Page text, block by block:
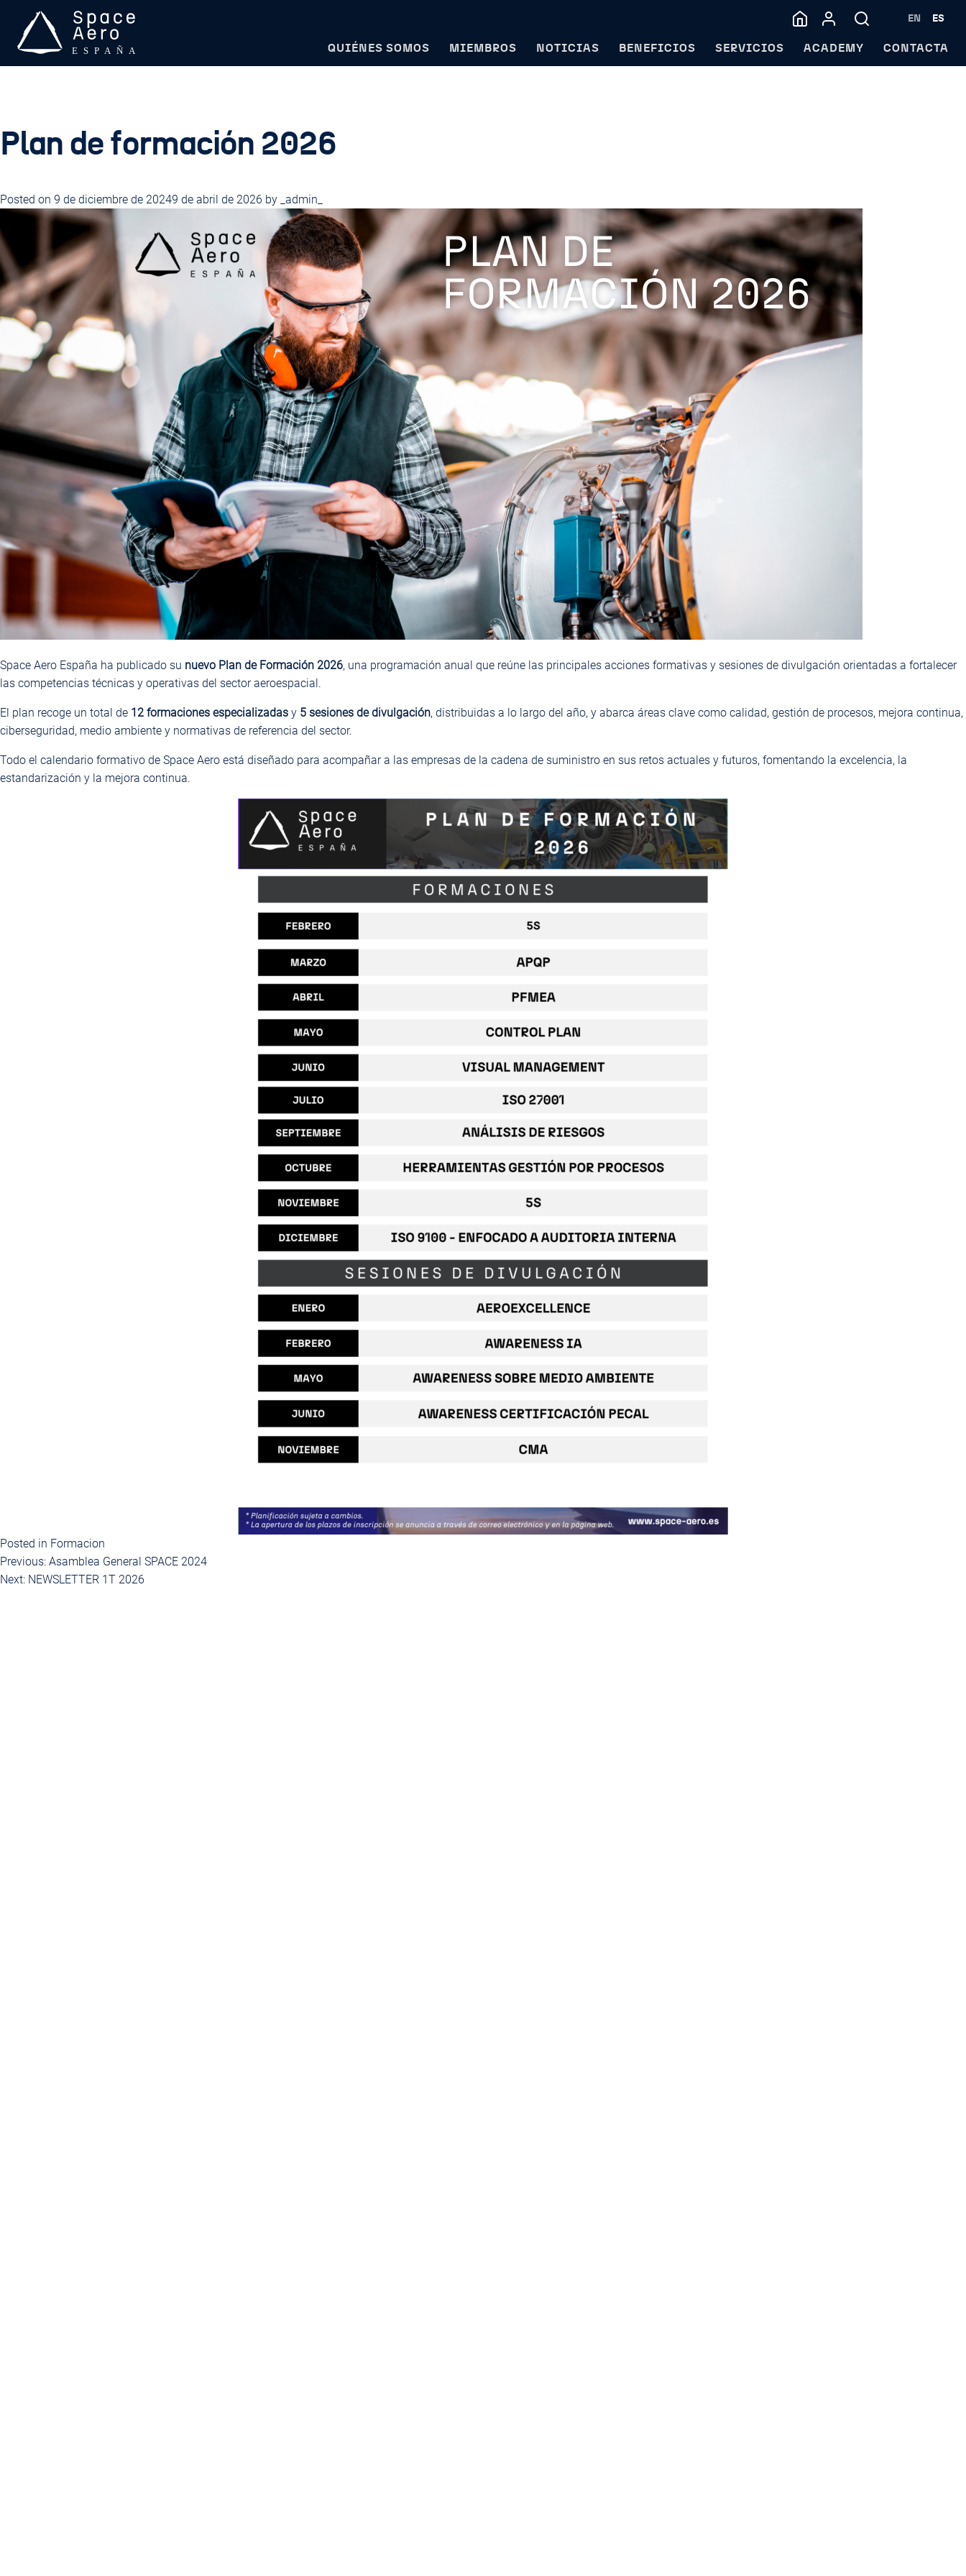
content
Space Aero España
SPACE Aero es una asociación sin ánimo de lucro que trabaja en industria aeroespacial española
EN ES
QUIÉNES SOMOS MIEMBROS NOTICIAS BENEFICIOS SERVICIOS ACADEMY CONTACTA
Plan de formación 2026
Posted on 9 de diciembre de 20249 de abril de 2026 by _admin_
Space Aero España ha publicado su nuevo Plan de Formación 2026, una programación anual que reúne las principales acciones formativas y sesiones de divulgación orientadas a fortalecer
las competencias técnicas y operativas del sector aeroespacial.
El plan recoge un total de 12 formaciones especializadas y 5 sesiones de divulgación, distribuidas a lo largo del año, y abarca áreas clave como calidad, gestión de procesos, mejora continua,
ciberseguridad, medio ambiente y normativas de referencia del sector.
Todo el calendario formativo de Space Aero está diseñado para acompañar a las empresas de la cadena de suministro en sus retos actuales y futuros, fomentando la excelencia, la
estandarización y la mejora continua.
Posted in Formacion
Navegación
Previous: Asamblea General SPACE 2024
Next: NEWSLETTER 1T 2026